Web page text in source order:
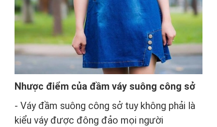
Nhược điểm của đầm váy suông công sở
- Váy đầm suông công sở tuy không phải là
kiểu váy được đông đảo mọi người